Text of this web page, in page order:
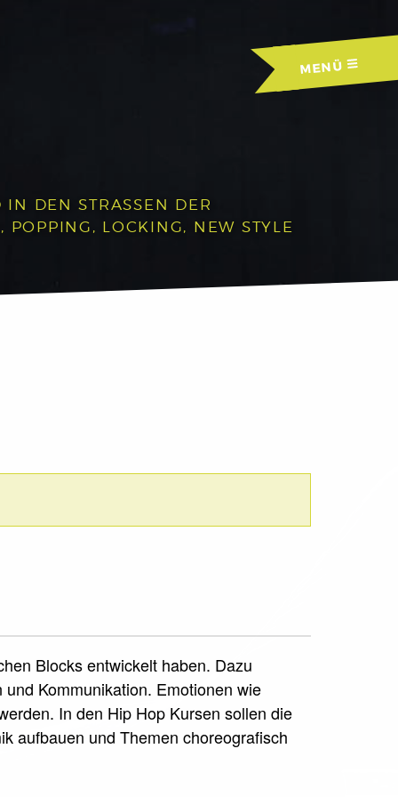
MENÜ
DEN STRASSEN DER A
LOCKING, NEW STYLE U
Blocks entwickelt haben. Dazu
Kommunikation. Emotionen wie
In den Hip Hop Kursen sollen die
aufbauen und Themen choreografisch